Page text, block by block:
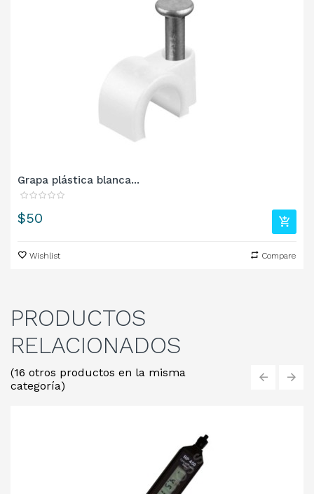
Grapa plástica blanca...
Precio
$50
Wishlist Compare
PRODUCTOS
RELACIONADOS
(16 otros productos en la misma
categoría)